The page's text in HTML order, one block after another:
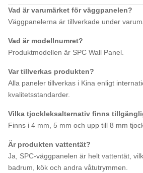
Vad är varumärket för väggpanelen?
Väggpanelerna är tillverkade under
Vad är modellnumret?
Produktmodellen är SPC Wall Panel.
Var tillverkas produkten?
Alla paneler tillverkas i Kina enligt
kvalitetsstandarder.
Vilka tjockleksalternativ finns
Finns i 4 mm, 5 mm och upp till 8 mm
Är produkten vattentät?
Ja, SPC-väggpanelen är helt vattentät,
badrum, kök och andra våtutrymmen.